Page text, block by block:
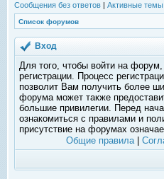
Сообщения без ответов | Активные темы
Список форумов
Вход
Для того, чтобы войти на
регистрации. Процесс
позволит Вам получить более
форума может также
большие привилегии. Перед
ознакомиться с правилами и
присутствие на форумах
Общие правила|